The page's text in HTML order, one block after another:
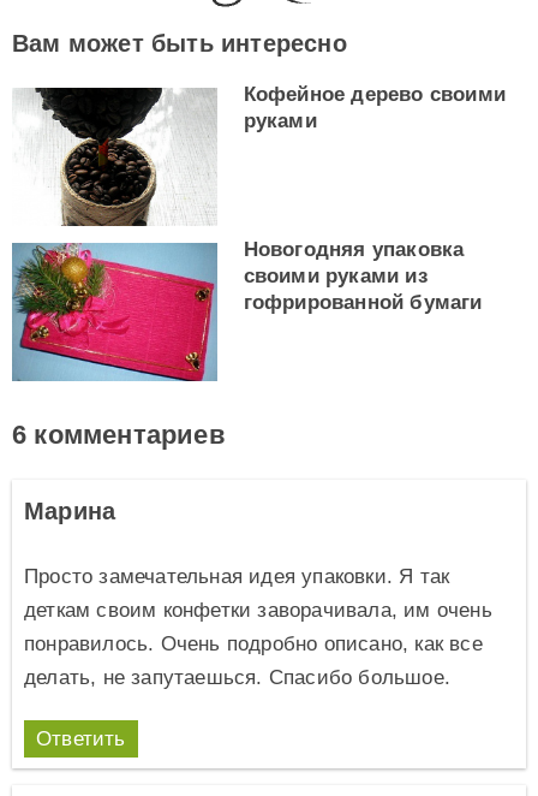
Вам может быть интересно
Кофейное дерево своими
руками
Новогодняя упаковка
своими руками из
гофрированной бумаги
6 комментариев
Марина
Просто замечательная идея упаковки. Я так
деткам своим конфетки заворачивала, им очень
понравилось. Очень подробно описано, как все
делать, не запутаешься. Спасибо большое.
Ответить